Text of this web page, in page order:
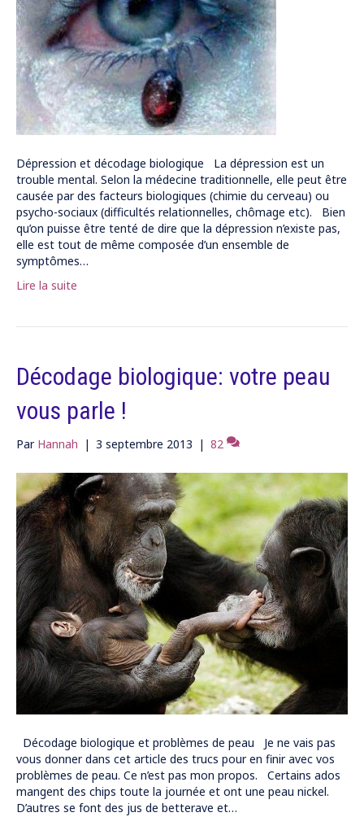
Dépression et décodage biologique La dépression est un
trouble mental. Selon la médecine traditionnelle, elle peut être
causée par des facteurs biologiques (chimie du cerveau) ou
psycho-sociaux (difficultés relationnelles, chômage etc). Bien
qu’on puisse être tenté de dire que la dépression n’existe pas,
elle est tout de même composée d’un ensemble de
symptômes…
Lire la suite
Décodage biologique: votre peau
vous parle !
Par Hannah | 3 septembre 2013 | 82
Décodage biologique et problèmes de peau Je ne vais pas
vous donner dans cet article des trucs pour en finir avec vos
problèmes de peau. Ce n’est pas mon propos. Certains ados
mangent des chips toute la journée et ont une peau nickel.
D’autres se font des jus de betterave et…